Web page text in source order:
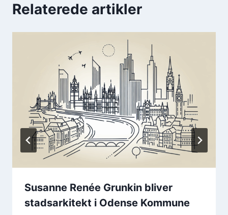
Relaterede artikler
Susanne Renée Grunkin bliver
stadsarkitekt i Odense Kommune